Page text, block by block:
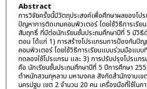
Abstract
การวิจัยครั้งนี้มีวัตถุประสงค์เพื่อศึกษาผลของโป
ปัญหาการติดเกมคอมพิวเตอร์ โดยใช้วิธีการเรี
สัมฤทธิ์ ที่มีต่อนักเรียนชั้นประถมศึกษาปีที่ 5 มีวิธี
ตอน ได้แก่ 1) การสร้างโปรแกรมการป้องกันปัญ
คอมพิวเตอร์ โดยใช้วิธีการเรียนแบบร่วมมือแบ
ทดลองใช้โปรแกรม และ 3) การปรับปรุงโปรแกร
คือ นักเรียนชั้นประถมศึกษาปีที่ 5 ปีการศึกษา
ตำหนักสวนกุหลาบ มหามงคล สังกัดสำนักงานเข
นครปฐม เขต 2 จำนวน 20 คน เครื่องมือที่ใช้ในก